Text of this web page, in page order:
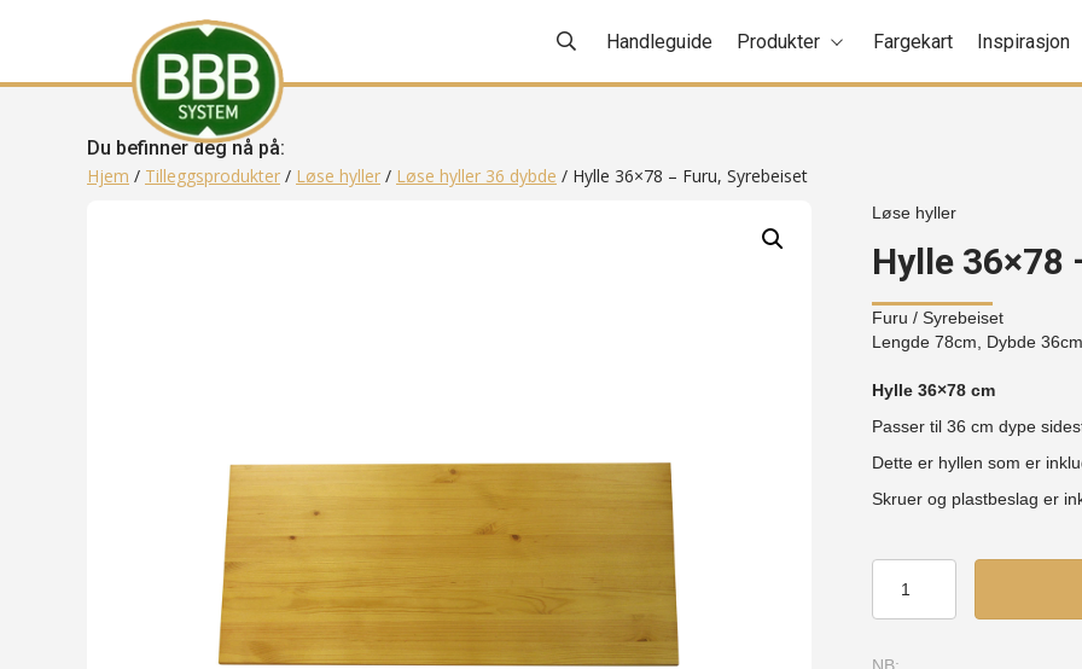
Handleguide Produkter Fargekart Inspirasjon
Du befinner deg nå på:
Hjem / Tilleggsprodukter / Løse hyller / Løse hyller 36 dybde / Hylle 36×78 – Furu, Syrebeiset
Løse hyller
Hylle 36×78
Furu / Syrebeiset
Lengde 78cm, Dybde
Hylle 36×78 cm
Passer til 36 cm dype
Dette er hyllen som er
Skruer og plastbeslag er
36x78
-